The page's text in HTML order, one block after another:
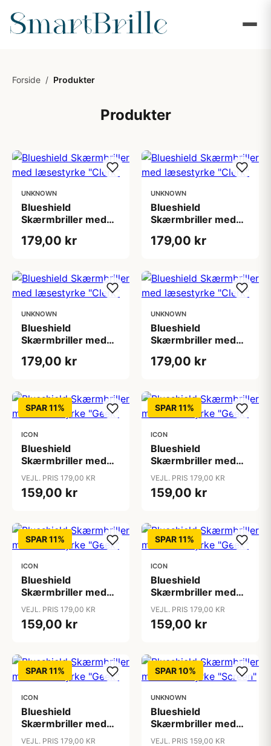
Forside / Produkter
Produkter
UNKNOWN
Blueshield
Skærmbriller med
179,00 kr
UNKNOWN
Blueshield
Skærmbriller med
179,00 kr
UNKNOWN
Blueshield
Skærmbriller med
179,00 kr
UNKNOWN
Blueshield
Skærmbriller med
179,00 kr
SPAR 11%
ICON
Blueshield
Skærmbriller med
læsestyrke "Geek"
VEJL. PRIS 179,00 KR
159,00 kr
SPAR 11%
ICON
Blueshield
Skærmbriller med
læsestyrke "Geek"
VEJL. PRIS 179,00 KR
159,00 kr
SPAR 11%
ICON
Blueshield
Skærmbriller med
læsestyrke "Geek"
VEJL. PRIS 179,00 KR
159,00 kr
SPAR 11%
ICON
Blueshield
Skærmbriller med
læsestyrke "Geek"
VEJL. PRIS 179,00 KR
159,00 kr
SPAR 11%
ICON
Blueshield
Skærmbriller med
læsestyrke "Geek"
VEJL. PRIS 179,00 KR
SPAR 10%
UNKNOWN
Blueshield
Skærmbriller med
læsestyrke "Screen"
VEJL. PRIS 159,00 KR